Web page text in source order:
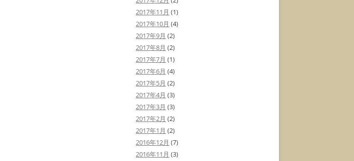
2017年11月 (1)
2017年10月 (4)
2017年9月 (2)
2017年8月 (2)
2017年7月 (1)
2017年6月 (4)
2017年5月 (2)
2017年4月 (3)
2017年3月 (3)
2017年2月 (2)
2017年1月 (2)
2016年12月 (7)
2016年11月 (3)